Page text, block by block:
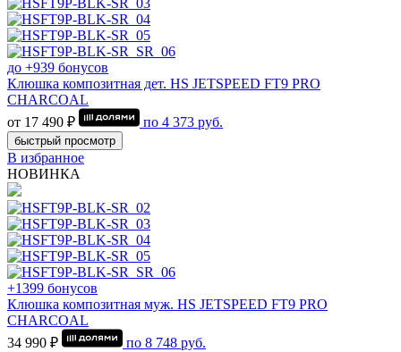
до +939 бонусов
Клюшка композитная дет. HS JETSPEED FT9 PRO
CHARCOAL
от 17 490 ₽
по 4 373 руб.
быстрый просмотр
В избранное
НОВИНКА
+1399 бонусов
Клюшка композитная муж. HS JETSPEED FT9 PRO
CHARCOAL
34 990 ₽
по 8 748 руб.